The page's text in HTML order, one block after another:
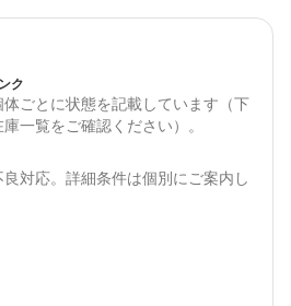
ク
体ごとに状態を記載しています（下
一覧をご確認ください）。
対応。詳細条件は個別にご案内し